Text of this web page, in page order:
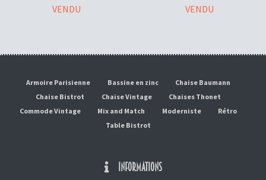
VENDU VENDU
Armoire Parisienne Bassine en zinc
Chaise Baumann
Chaise Bistrot
Chaise Vintage
Chaises Thonet
Commode Vintage
Mix and Match Moderniste
Rétro
Table Bistrot
INFORMATIONS